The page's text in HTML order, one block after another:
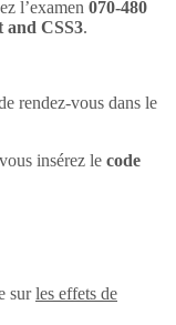
l’examen 070-480
CSS3.
rendez-vous dans le
insérez le code
surles effets de